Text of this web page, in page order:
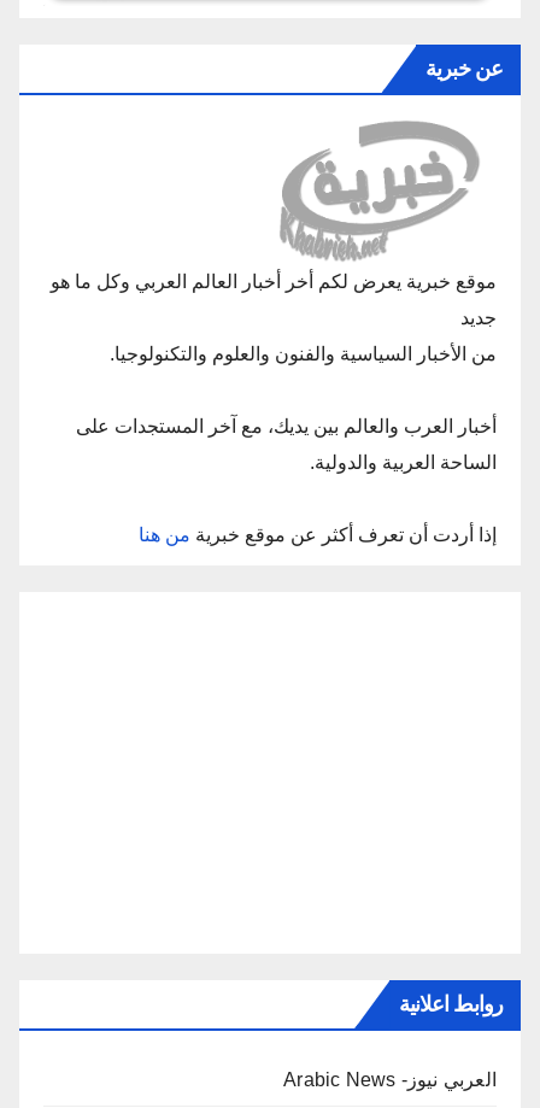
عن خبرية
موقع خبرية يعرض لكم أخر أخبار العالم العربي وكل ما هو
جديد
من الأخبار السياسية والفنون والعلوم والتكنولوجيا.
أخبار العرب والعالم بين يديك، مع آخر المستجدات على
الساحة العربية والدولية.
إذا أردت أن تعرف أكثر عن موقع خبرية من هنا
روابط اعلانية
العربي نيوز- Arabic News